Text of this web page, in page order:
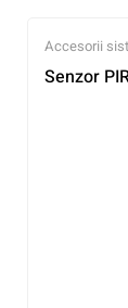
Accesorii
Senzor